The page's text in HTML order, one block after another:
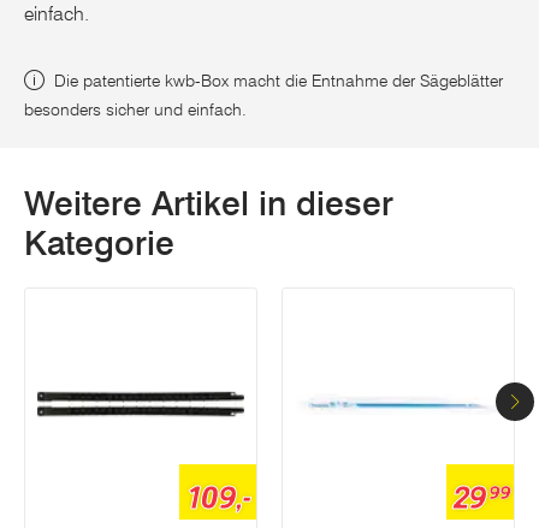
einfach.
Die patentierte kwb-Box macht die Entnahme der Sägeblätter
besonders sicher und einfach.
Weitere Artikel in dieser
Kategorie
109,- 2999